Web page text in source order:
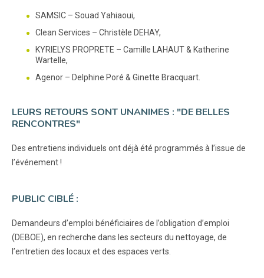
SAMSIC – Souad Yahiaoui,
Clean Services – Christèle DEHAY,
KYRIELYS PROPRETE – Camille LAHAUT & Katherine
Wartelle,
Agenor – Delphine Poré & Ginette Bracquart.
LEURS RETOURS SONT UNANIMES : "DE BELLES
RENCONTRES"
Des entretiens individuels ont déjà été programmés à l’issue de
l’événement !
PUBLIC CIBLÉ :
Demandeurs d’emploi bénéficiaires de l’obligation d’emploi
(DEBOE), en recherche dans les secteurs du nettoyage, de
l’entretien des locaux et des espaces verts.